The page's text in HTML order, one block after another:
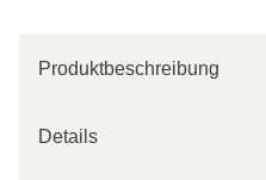
Produktbeschreibung
Details